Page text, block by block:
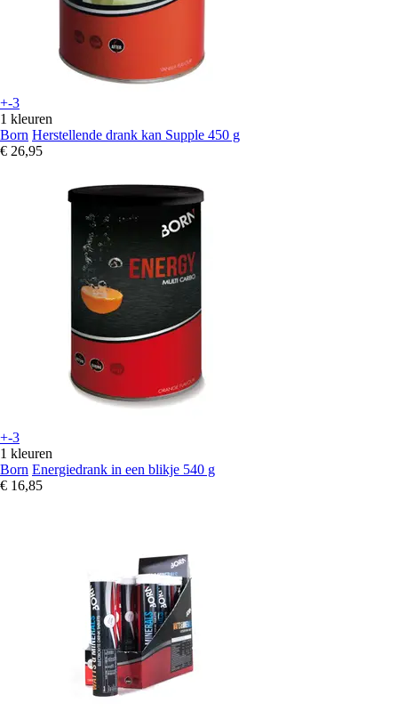
+-3
1 kleuren
Born Herstellende drank kan Supple 450 g
€ 26,95
+-3
1 kleuren
Born Energiedrank in een blikje 540 g
€ 16,85